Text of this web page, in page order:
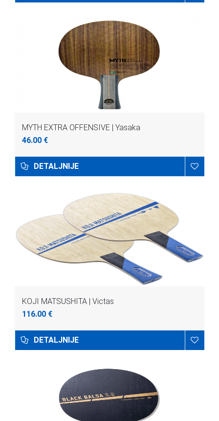
MYTH EXTRA OFFENSIVE | Yasaka
46.00 €
DETALJNIJE
KOJI MATSUSHITA | Victas
116.00 €
DETALJNIJE